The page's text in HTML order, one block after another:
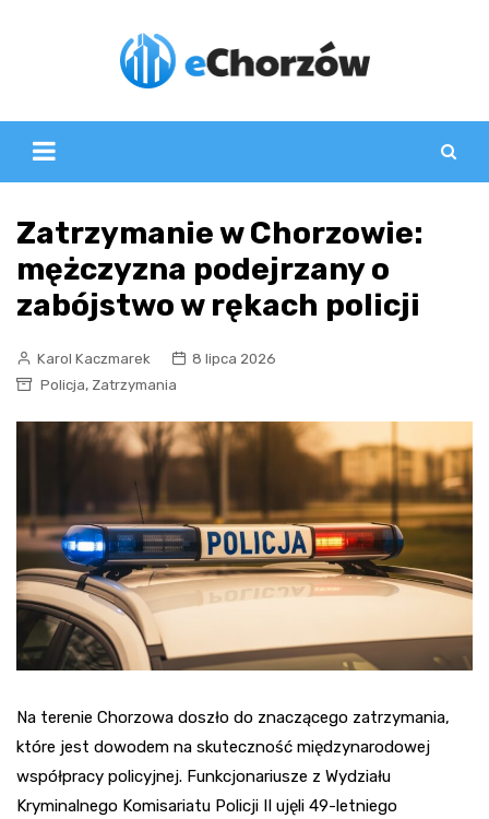
Zatrzymanie w Chorzowie:
mężczyzna podejrzany o
zabójstwo w rękach policji
Karol Kaczmarek
8 lipca 2026
Policja, Zatrzymania
Na terenie Chorzowa doszło do znaczącego zatrzymania,
które jest dowodem na skuteczność międzynarodowej
współpracy policyjnej. Funkcjonariusze z Wydziału
Kryminalnego Komisariatu Policji II ujęli 49-letniego